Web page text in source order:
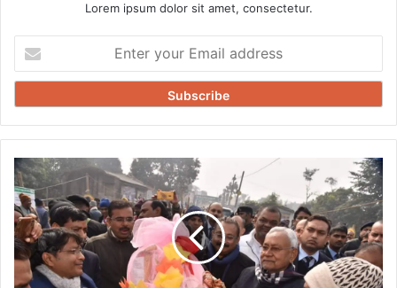
Lorem ipsum dolor sit amet, consectetur.
your
Email
15
हजार
से
अमेरिका
तक
-
‘मखाना